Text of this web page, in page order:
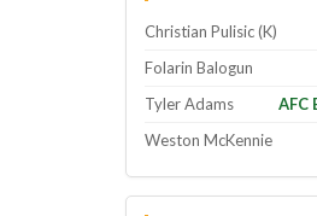
Christian Pulisic (K)
Folarin Balogun
Tyler Adams
AFC
Weston McKennie